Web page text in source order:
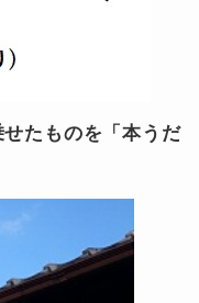
たものを「本うだ